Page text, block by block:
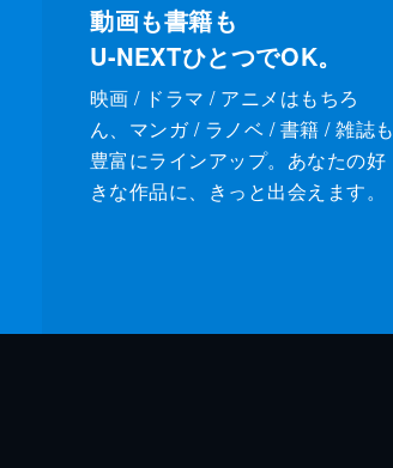
動画も書籍も
U-NEXTひとつでOK。
映画 / ドラマ / アニメはもちろ
ん、マンガ / ラノベ / 書籍 / 雑誌も
豊富にラインアップ。あなたの好
きな作品に、きっと出会えます。